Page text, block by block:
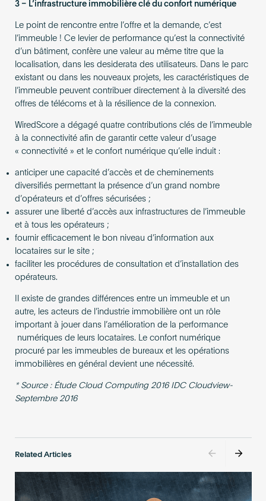
3 – L’infrastructure immobilière clé du confort numérique
Le point de rencontre entre l’offre et la demande, c’est
l’immeuble ! Ce levier de performance qu’est la connectivité
d’un bâtiment, confère une valeur au même titre que la
localisation, dans les desiderata des utilisateurs. Dans le parc
existant ou dans les nouveaux projets, les caractéristiques de
l’immeuble peuvent contribuer directement à la diversité des
offres de télécoms et à la résilience de la connexion.
WiredScore a dégagé quatre contributions clés de l’immeuble
à la connectivité afin de garantir cette valeur d’usage
« connectivité » et le confort numérique qu’elle induit :
anticiper une capacité d’accès et de cheminements
diversifiés permettant la présence d’un grand nombre
d’opérateurs et d’offres sécurisées ;
assurer une liberté d’accès aux infrastructures de l’immeuble
et à tous les opérateurs ;
fournir efficacement le bon niveau d’information aux
locataires sur le site ;
faciliter les procédures de consultation et d’installation des
opérateurs.
Il existe de grandes différences entre un immeuble et un
autre, les acteurs de l’industrie immobilière ont un rôle
important à jouer dans l’amélioration de la performance
numériques de leurs locataires. Le confort numérique
procuré par les immeubles de bureaux et les opérations
immobilières en général devient une nécessité.
* Source : Étude Cloud Computing 2016 IDC Cloudview-
Septembre 2016
Related Articles